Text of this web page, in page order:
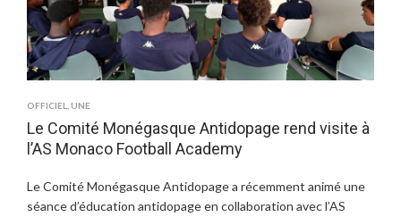
OFFICIEL UNE
Le Comité Monégasque Antidopage rend visite à
l’AS Monaco Football Academy
Le Comité Monégasque Antidopage a récemment animé une
séance d’éducation antidopage en collaboration avec l’AS